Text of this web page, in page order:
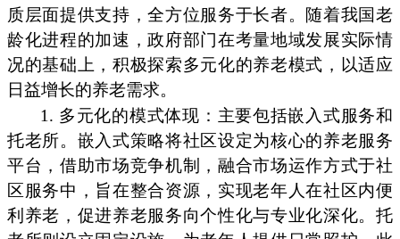
质层面提供支持，全方位服务于长者。随着我国老
龄化进程的加速，政府部门在考量地域发展实际情
况的基础上，积极探索多元化的养老模式，以适应
日益增长的养老需求。
1. 多元化的模式体现：主要包括嵌入式服务和
托老所。嵌入式策略将社区设定为核心的养老服务
平台，借助市场竞争机制，融合市场运作方式于社
区服务中，旨在整合资源，实现老年人在社区内便
利养老，促进养老服务向个性化与专业化深化。托